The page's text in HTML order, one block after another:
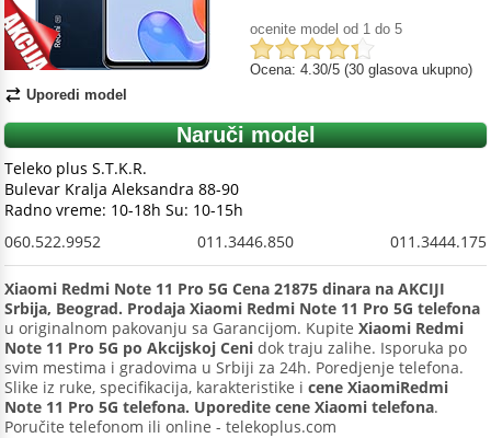
Uporedi model
ocenite model od 1 do 5
Ocena: 4.30/5 (30 glasova ukupno)
Naruči model
Teleko plus S.T.K.R.
Bulevar Kralja Aleksandra 88-90
Radno vreme: 10-18h Su: 10-15h
060.522.9952
011.3446.850 011.3444.175
Xiaomi Redmi Note 11 Pro 5G Cena 21875 dinara na AKCIJI
Srbija, Beograd. Prodaja Xiaomi Redmi Note 11 Pro 5G telefona
u originalnom pakovanju sa Garancijom. Kupite Xiaomi Redmi
Note 11 Pro 5G po Akcijskoj Ceni dok traju zalihe. Isporuka po
svim mestima i gradovima u Srbiji za 24h. Poredjenje telefona.
Slike iz ruke, specifikacija, karakteristike i cene XiaomiRedmi
Note 11 Pro 5G telefona. Uporedite cene Xiaomi telefona.
Poručite telefonom ili online - telekoplus.com